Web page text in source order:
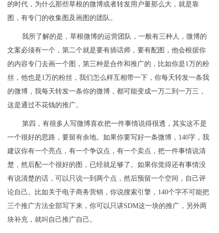
的时代，为什么那些草根的微博或者转发用户量那么大，就是靠
图，有专门的收集图及画图的团队。
我所了解的是，草根微博的运营团队，一般有三种人，微博的
文案必须有一个，第二个就是要有插话师，要有配图，他会根据你
的内容专门去画一个图，第三种是合作和推广的，比如你是1万的粉
丝，他也是1万的粉丝，我们怎么样互相带一下，你每天转发一条我
的微博，我每天转发一条你的微博，都可能变成一万二到一万三，
这是通过不花钱的推广。
第四，有很多人写微博喜欢把一件事情说得很透，其实这不是
一个很好的思路，要留有余地。如果你要写好一条微博，140字，我
建议你有一个亮点，有一个争议点，有一个卖点，把一件事情说清
楚，然后配一个很好的图，已经就足够了。如果你觉得还有事情没
有说清楚的话，可以只说一到两个点，然后预留一个空间，自己评
论自己。比如关于电子商务营销，你说搜索引擎，140个字不可能把
三个推广方法全部写下来，你可以只讲SDM这一块的推广，另外两
块补充，就叫自己推广自己。